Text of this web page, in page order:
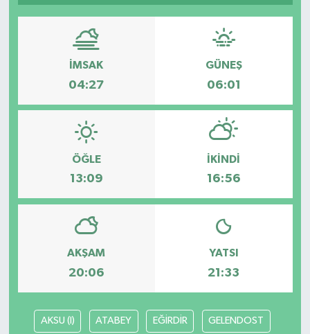
İMSAK
04:27
GÜNEŞ
06:01
ÖĞLE
13:09
İKINDI
16:56
AKŞAM
20:06
YATSI
21:33
AKSU (I) ATABEY EĞİRDİR GELENDOST
RESMİ İLANLAR
KÜLTÜR
MAGAZİN
VEFAT
BİLİM&TEKNOLOJİ
BÖLGE
TÜRKİYE
DÜNYA